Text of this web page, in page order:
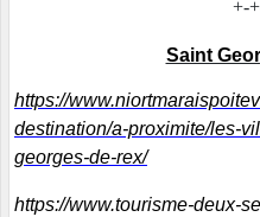
+-
Saint
https://
destination/a-proximite/les-
georges-de-rex/
https://www.tourisme-deux-